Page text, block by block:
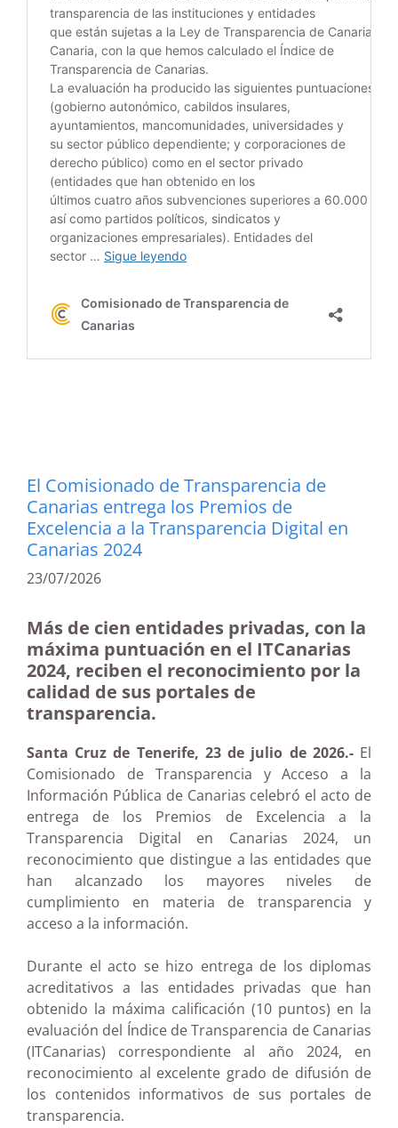
El Comisionado de Transparencia de
Canarias entrega los Premios de
Excelencia a la Transparencia Digital en
Canarias 2024
23/07/2026
Más de cien entidades privadas, con la
máxima puntuación en el ITCanarias
2024, reciben el reconocimiento por la
calidad de sus portales de
transparencia.
Santa Cruz de Tenerife, 23 de julio de 2026.- El
Comisionado de Transparencia y Acceso a la
Información Pública de Canarias celebró el acto de
entrega de los Premios de Excelencia a la
Transparencia Digital en Canarias 2024, un
reconocimiento que distingue a las entidades que
han alcanzado los mayores niveles de
cumplimiento en materia de transparencia y
acceso a la información.
Durante el acto se hizo entrega de los diplomas
acreditativos a las entidades privadas que han
obtenido la máxima calificación (10 puntos) en la
evaluación del Índice de Transparencia de Canarias
(ITCanarias) correspondiente al año 2024, en
reconocimiento al excelente grado de difusión de
los contenidos informativos de sus portales de
transparencia.